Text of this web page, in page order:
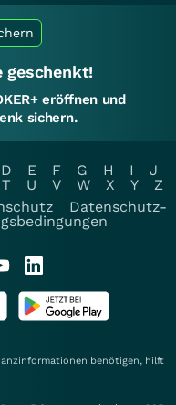
geschenkt!
eröffnen und
sichern.
D E F G H I
J
T U V W X Y
Z
Datenschutz-
benötigen, hilft